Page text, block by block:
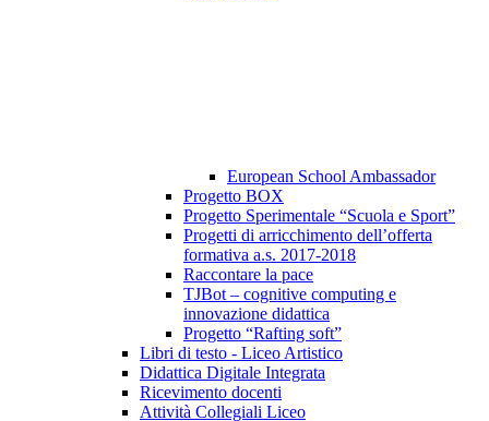
European School Ambassador
Progetto BOX
Progetto Sperimentale “Scuola e Sport”
Progetti di arricchimento dell’offerta
formativa a.s. 2017-2018
Raccontare la pace
TJBot – cognitive computing e
innovazione didattica
Progetto “Rafting soft”
Libri di testo - Liceo Artistico
Didattica Digitale Integrata
Ricevimento docenti
Attività Collegiali Liceo